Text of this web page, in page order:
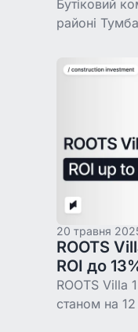
Бутіковий
районі
рік і 10%
20 травня
ROOTS
ROI до
ROOTS Villa
станом на